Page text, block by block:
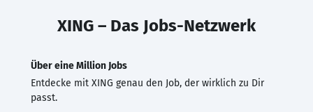
XING – Das Jobs-Netzwerk
Über eine Million Jobs
Entdecke mit XING genau den Job, der wirklich zu Dir
passt.